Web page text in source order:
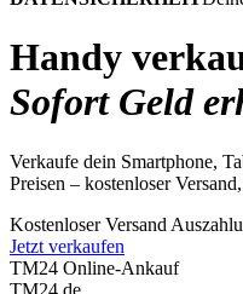
Handy
Sofort Geld
Verkaufe dein Smartphone,
Preisen – kostenloser
Kostenloser Versand
Jetzt verkaufen
TM24 Online-Ankauf
TM24.de